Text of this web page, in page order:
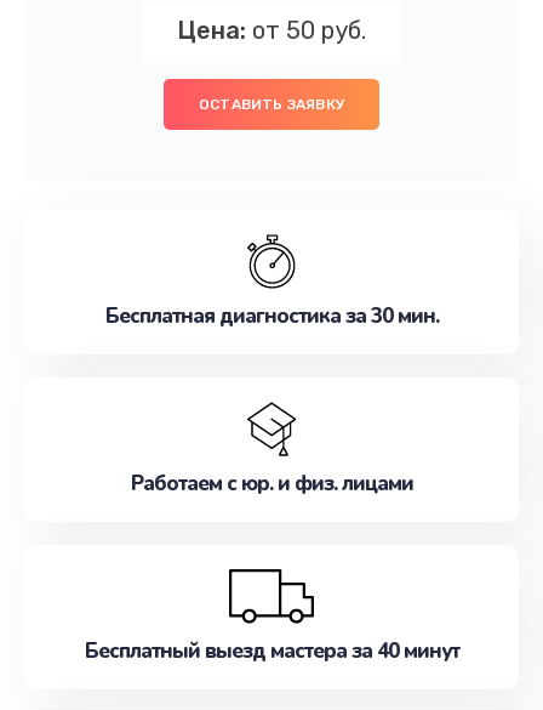
Цена: от 50 руб.
ОСТАВИТЬ ЗАЯВКУ
Бесплатная диагностика за 30 мин.
Работаем с юр. и физ. лицами
Бесплатный выезд мастера за 40 минут